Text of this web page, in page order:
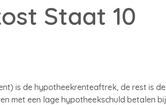
Staat 10
is de hypotheekrenteaftrek, de rest is de
met een lage hypotheekschuld betalen bij